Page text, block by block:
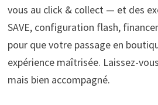
vous au click & collect — et des
SAVE, configuration flash,
pour que votre passage en
expérience maîtrisée. Laissez-
mais bien accompagné.